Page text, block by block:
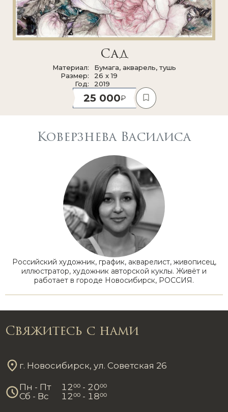
Сад
Материал
Бумага, акварель, тушь
Размер
26 x 19
Год
2019
25 000
Коверзнева Василиса
Российский художник, график, акварелист, живописец,
иллюстратор, художник авторской куклы. Живёт и
работает в городе Новосибирск, РОССИЯ.
Свяжитесь с нами
г. Новосибирск, ул. Советская 26
Пн - Пт 1200 - 2000
Сб - Вс
1200 - 1800